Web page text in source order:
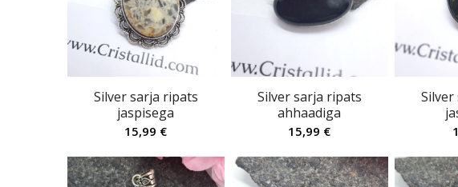
Silver sarja ripats
jaspisega
15,99 €
Silver sarja ripats
ahhaadiga
15,99 €